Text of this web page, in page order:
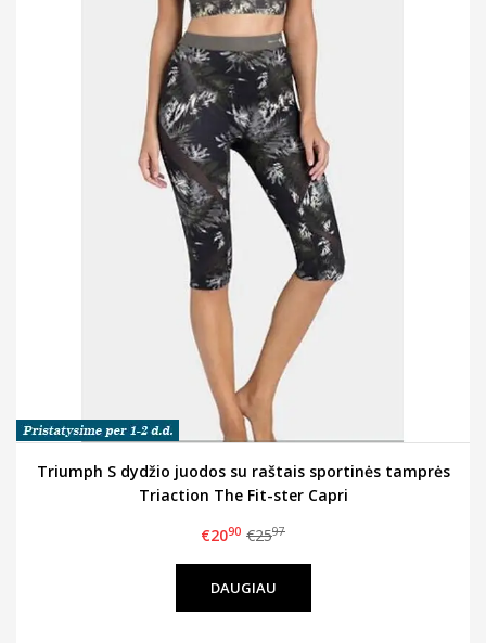
Triumph S dydžio juodos su raštais sportinės tamprės
Triaction The Fit-ster Capri
€2090 €2597
DAUGIAU